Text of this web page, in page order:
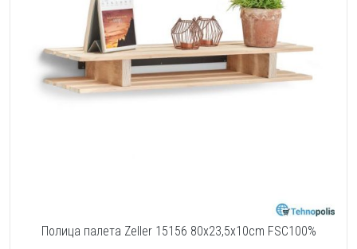
Полица палета Zeller 15156 80x23,5x10cm FSC100%